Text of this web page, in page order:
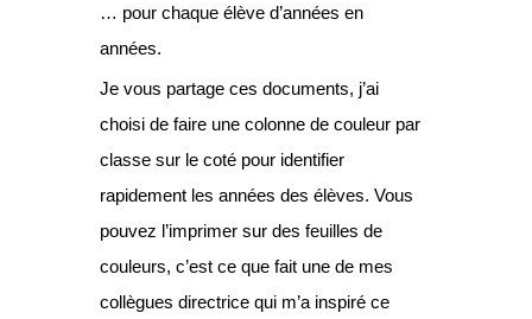
… pour chaque élève d’années en
années.
Je vous partage ces documents, j’ai
choisi de faire une colonne de couleur par
classe sur le coté pour identifier
rapidement les années des élèves. Vous
pouvez l’imprimer sur des feuilles de
couleurs, c’est ce que fait une de mes
collègues directrice qui m’a inspiré ce